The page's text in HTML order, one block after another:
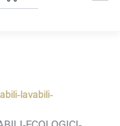
lavabili-